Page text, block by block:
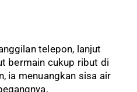
telepon, lanjut
bermain cukup ribut di
ia menuangkan sisa air